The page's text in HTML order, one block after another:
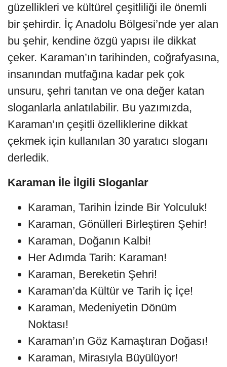
güzellikleri ve kültürel çeşitliliği ile önemli
bir şehirdir. İç Anadolu Bölgesi’nde yer alan
bu şehir, kendine özgü yapısı ile dikkat
çeker. Karaman’ın tarihinden, coğrafyasına,
insanından mutfağına kadar pek çok
unsuru, şehri tanıtan ve ona değer katan
sloganlarla anlatılabilir. Bu yazımızda,
Karaman’ın çeşitli özelliklerine dikkat
çekmek için kullanılan 30 yaratıcı sloganı
derledik.
Karaman İle İlgili Sloganlar
Karaman, Tarihin İzinde Bir Yolculuk!
Karaman, Gönülleri Birleştiren Şehir!
Karaman, Doğanın Kalbi!
Her Adımda Tarih: Karaman!
Karaman, Bereketin Şehri!
Karaman’da Kültür ve Tarih İç İçe!
Karaman, Medeniyetin Dönüm
Noktası!
Karaman’ın Göz Kamaştıran Doğası!
Karaman, Mirasıyla Büyülüyor!